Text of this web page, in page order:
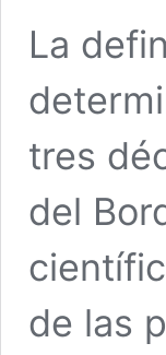
La
tres
del
de las